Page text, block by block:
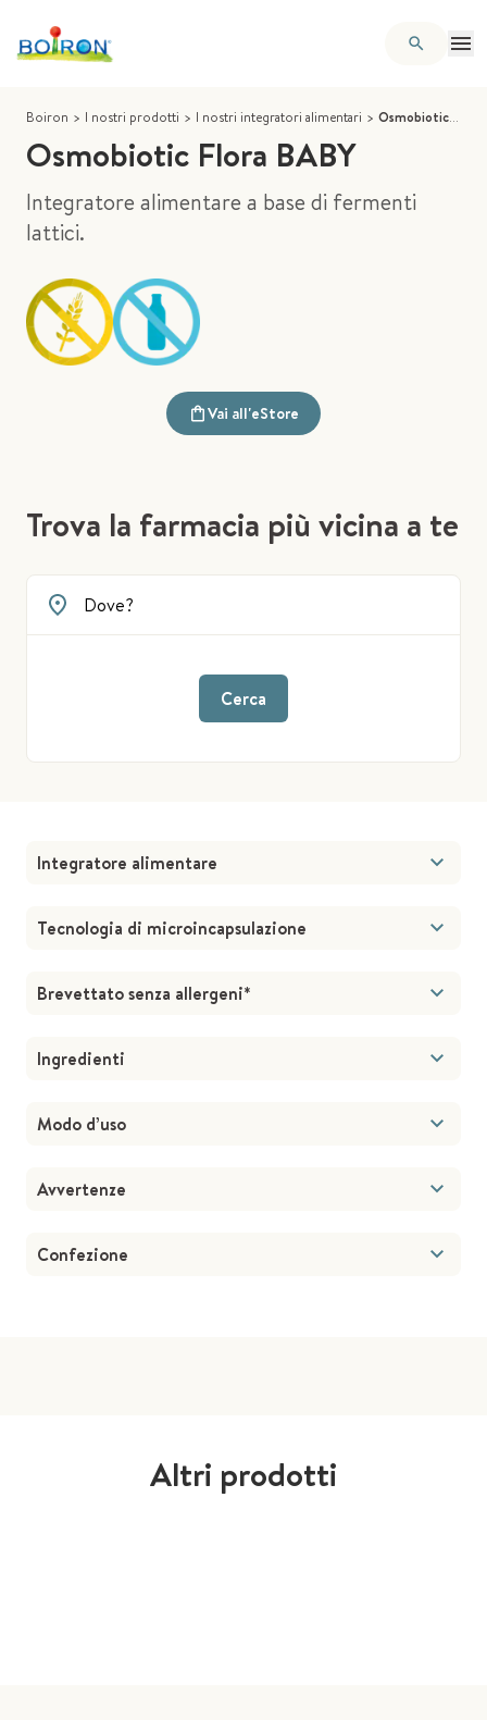
Boiron > I nostri prodotti > I nostri integratori alimentari > Osmobiotic Flora BABY
Osmobiotic Flora BABY
Integratore alimentare a base di fermenti
lattici.
Vai all'eStore
Trova la farmacia più vicina a te
Cerca
Integratore alimentare
Tecnologia di microincapsulazione
Brevettato senza allergeni*
Ingredienti
Modo d’uso
Avvertenze
Confezione
Altri prodotti